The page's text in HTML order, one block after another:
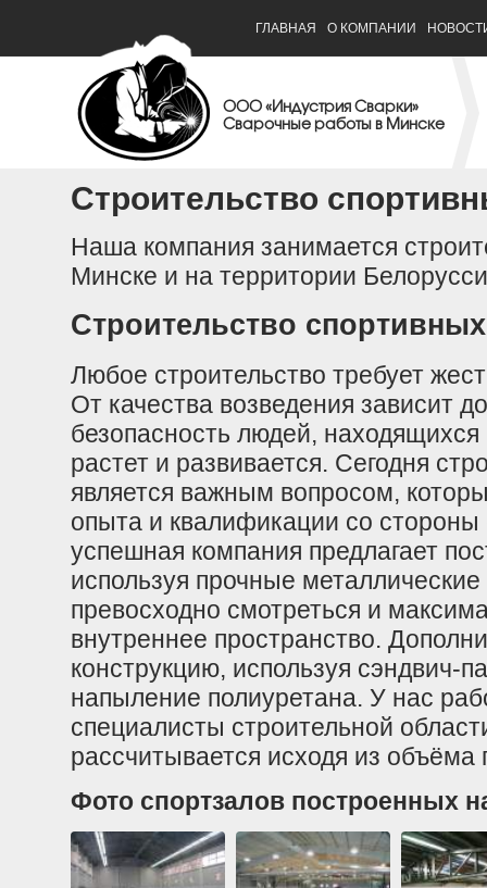
ГЛАВНАЯ О КОМПАНИИ
ООО «Индустрия Сварки»
Сварочные работы в Минске
Строительство
Наша компания занимается
Минске и на территории
Строительство
Любое строительство требует
От качества возведения зависит
безопасность людей,
растет и развивается. Сегодня
является важным вопросом,
опыта и квалификации со
успешная компания предлагает
используя прочные
превосходно смотреться и
внутреннее пространство.
конструкцию, используя сэндвич-
напыление полиуретана. У нас
специалисты строительной
рассчитывается исходя из объёма
Фото спортзалов построенных